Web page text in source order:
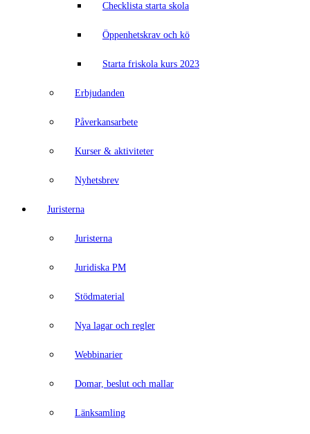
Checklista starta skola
Öppenhetskrav och kö
Starta friskola kurs 2023
Erbjudanden
Påverkansarbete
Kurser & aktiviteter
Nyhetsbrev
Juristerna
Juristerna
Juridiska PM
Stödmaterial
Nya lagar och regler
Webbinarier
Domar, beslut och mallar
Länksamling